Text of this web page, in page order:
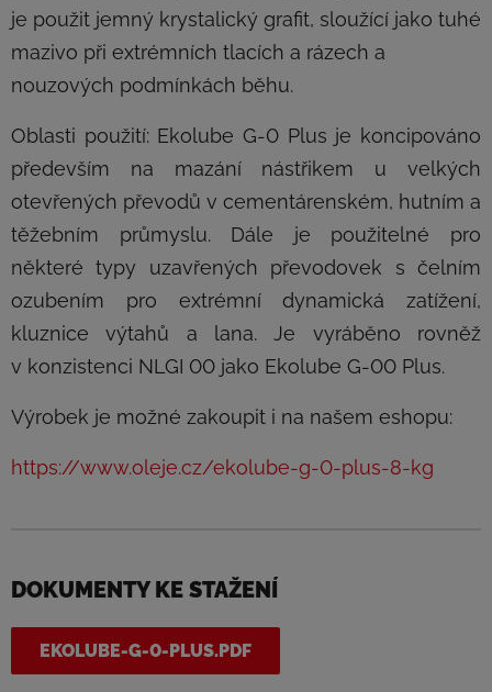
je použit jemný krystalický grafit, sloužící jako tuhé
mazivo při extrémních tlacích a rázech a
nouzových podmínkách běhu.
Oblasti použití: Ekolube G-0 Plus je koncipováno
především na mazání nástřikem u velkých
otevřených převodů v cementárenském, hutním a
těžebním průmyslu. Dále je použitelné pro
některé typy uzavřených převodovek s čelním
ozubením pro extrémní dynamická zatížení,
kluznice výtahů a lana. Je vyráběno rovněž
v konzistenci NLGI 00 jako Ekolube G-00 Plus.
Výrobek je možné zakoupit i na našem eshopu:
https://www.oleje.cz/ekolube-g-0-plus-8-kg
DOKUMENTY KE STAŽENÍ
EKOLUBE-G-0-PLUS.PDF